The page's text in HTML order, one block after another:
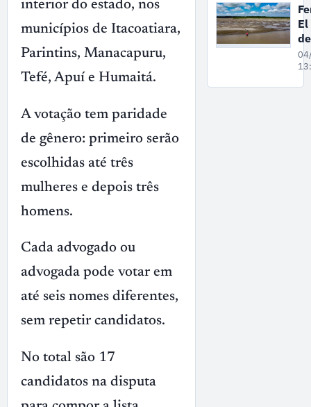
interior do estado, nos
municípios de Itacoatiara,
Parintins, Manacapuru,
Tefé, Apuí e Humaitá.
A votação tem paridade
de gênero: primeiro serão
escolhidas até três
mulheres e depois três
homens.
Cada advogado ou
advogada pode votar em
até seis nomes diferentes,
sem repetir candidatos.
No total são 17
candidatos na disputa